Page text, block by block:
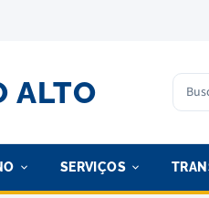
ALTO
SERVIÇOS